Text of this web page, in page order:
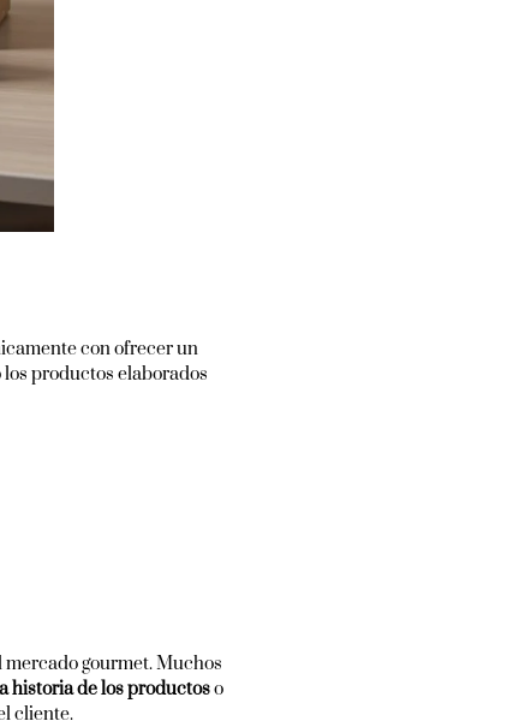
con ofrecer un
productos elaborados
gourmet. Muchos
historia de los productoso
cliente.